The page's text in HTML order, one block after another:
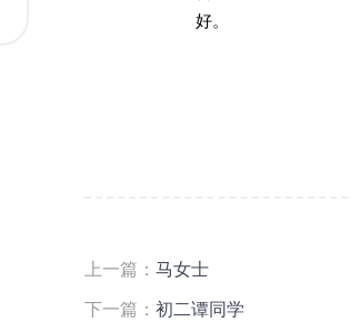
好。
上一篇： 马女士
下一篇： 初二谭同学